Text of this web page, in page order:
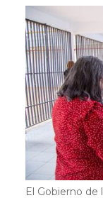
El Gobierno de